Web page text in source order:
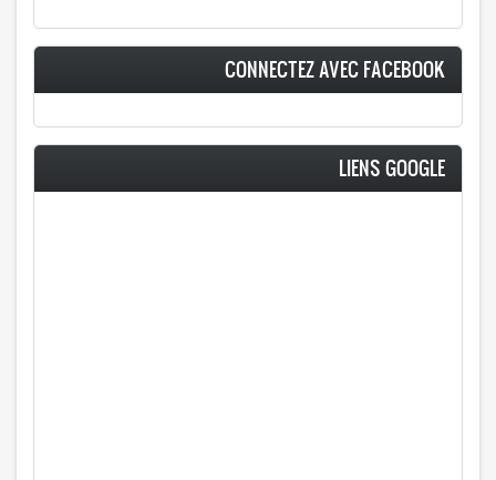
CONNECTEZ AVEC FACEBOOK
LIENS GOOGLE